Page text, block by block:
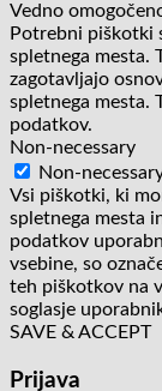
Vedno
Potrebni piškotki
spletnega mesta.
zagotavljajo
spletnega mesta.
podatkov.
Non-necessary
Non-
Vsi piškotki, ki
spletnega mesta
podatkov
vsebine, so
teh piškotkov na
soglasje
SAVE & ACCEPT
Prijava